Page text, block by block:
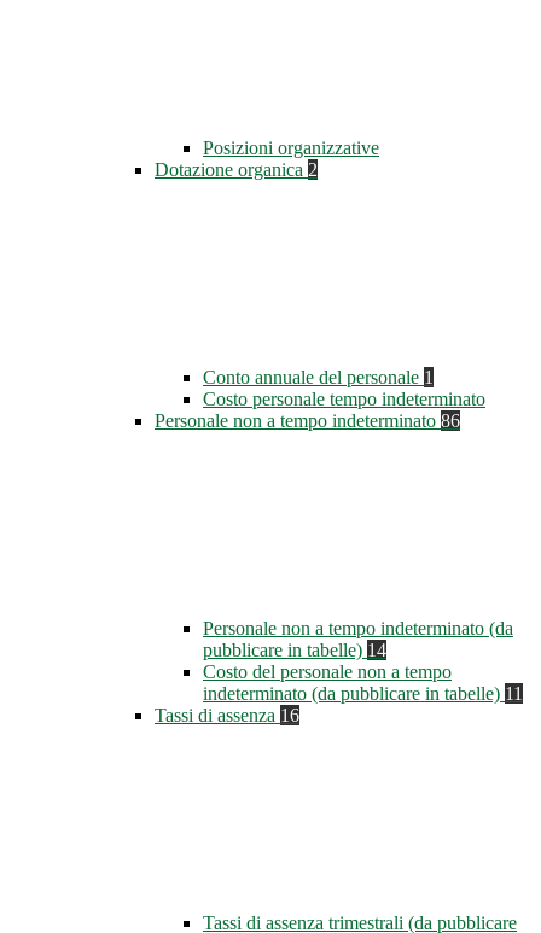
Posizioni organizzative
Dotazione organica 2
Conto annuale del personale 1
Costo personale tempo indeterminato
Personale non a tempo indeterminato 86
Personale non a tempo indeterminato (da
pubblicare in tabelle) 14
Costo del personale non a tempo
indeterminato (da pubblicare in tabelle) 11
Tassi di assenza 16
Tassi di assenza trimestrali (da pubblicare